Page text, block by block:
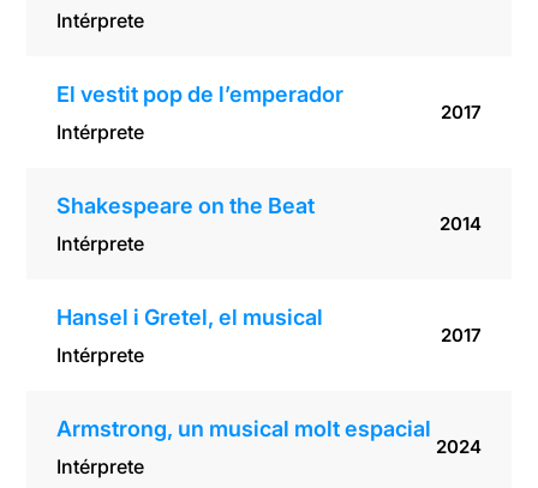
Intérprete
El vestit pop de l’emperador
Intérprete
2017
Shakespeare on the Beat
Intérprete
2014
Hansel i Gretel, el musical
Intérprete
2017
Armstrong, un musical molt espacial
Intérprete
2024